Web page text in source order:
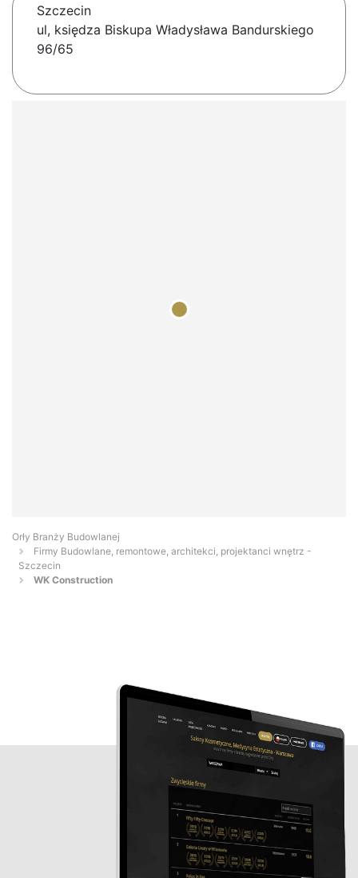
Szczecin
ul, księdza Biskupa Władysława Bandurskiego
96/65
Orły Branży Budowlanej
Firmy Budowlane, remontowe, architekci, projektanci wnętrz -
Szczecin
WK Construction